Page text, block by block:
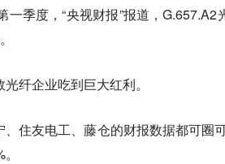
一季度，“央视财报”报道，
纤企业吃到巨大红利。
、住友电工、藤仓的财报数据都可圈